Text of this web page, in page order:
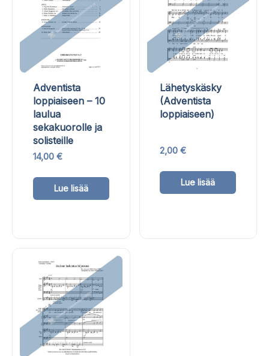
Adventista
loppiaiseen – 10
laulua
sekakuorolle ja
solisteille
14,00 €
Lue lisää
Tällä
muunnelma.
Voit
valinnat
Lähetyskäsky
(Adventista
loppiaiseen)
2,00€
Lue lisää